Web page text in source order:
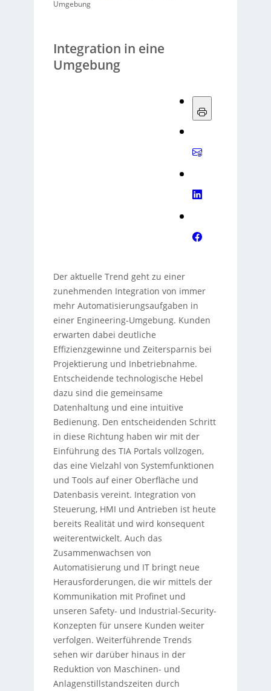
Umgebung
Integration in eine
Umgebung
Der aktuelle Trend geht zu einer
zunehmenden Integration von immer
mehr Automatisierungsaufgaben in
einer Engineering-Umgebung. Kunden
erwarten dabei deutliche
Effizienzgewinne und Zeitersparnis bei
Projektierung und Inbetriebnahme.
Entscheidende technologische Hebel
dazu sind die gemeinsame
Datenhaltung und eine intuitive
Bedienung. Den entscheidenden Schritt
in diese Richtung haben wir mit der
Einführung des TIA Portals vollzogen,
das eine Vielzahl von Systemfunktionen
und Tools auf einer Oberfläche und
Datenbasis vereint. Integration von
Steuerung, HMI und Antrieben ist heute
bereits Realität und wird konsequent
weiterentwickelt. Auch das
Zusammenwachsen von
Automatisierung und IT bringt neue
Herausforderungen, die wir mittels der
Kommunikation mit Profinet und
unseren Safety- und Industrial-Security-
Konzepten für unsere Kunden weiter
verfolgen. Weiterführende Trends
sehen wir darüber hinaus in der
Reduktion von Maschinen- und
Anlagenstillstandszeiten durch